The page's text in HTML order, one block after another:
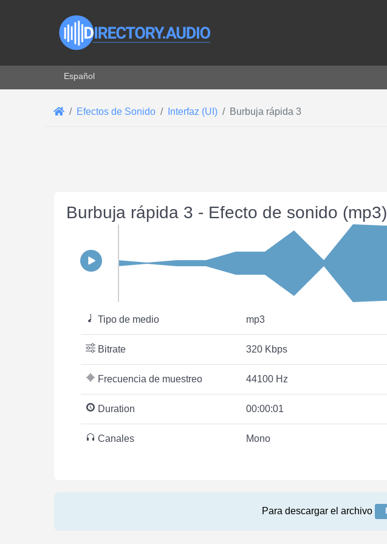
Seleccione su idioma
Español
Efectos de Sonido Interfaz (UI) Burbuja rápida 3
Burbuja rápida 3 - Efecto de sonido (mp3)
Tipo de medio mp3
Bitrate 320 Kbps
Frecuencia de muestreo 44100 Hz
Duration 00:00:01
Canales Mono
Para descargar el archivo